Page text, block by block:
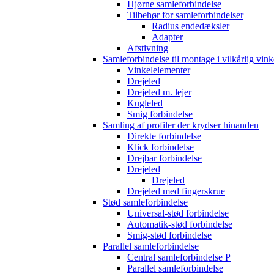
Hjørne samleforbindelse
Tilbehør for samleforbindelser
Radius endedæksler
Adapter
Afstivning
Samleforbindelse til montage i vilkårlig
Vinkelelementer
Drejeled
Drejeled m. lejer
Kugleled
Smig forbindelse
Samling af profiler der krydser hinanden
Direkte forbindelse
Klick forbindelse
Drejbar forbindelse
Drejeled
Drejeled
Drejeled med fingerskrue
Stød samleforbindelse
Universal-stød forbindelse
Automatik-stød forbindelse
Smig-stød forbindelse
Parallel samleforbindelse
Central samleforbindelse P
Parallel samleforbindelse